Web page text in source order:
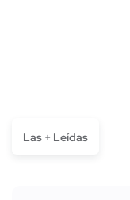
Las + Leídas